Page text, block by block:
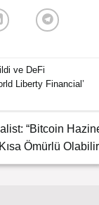
ve DeFi
Liberty Financial’
“Bitcoin
Ömürlü